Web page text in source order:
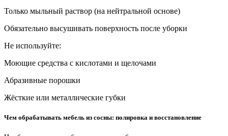
Только мыльный раствор (на нейтральной основе)
Обязательно высушивать поверхность после уборки
Не используйте:
Моющие средства с кислотами и щелочами
Абразивные порошки
Жёсткие или металлические губки
Чем обрабатывать мебель из сосны: полировка и восстановление